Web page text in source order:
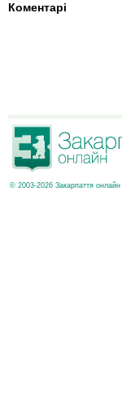
Коментарі
© 2003-2026 Закарпаття